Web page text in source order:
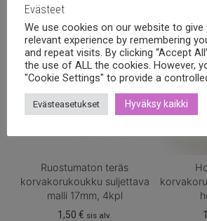
Ruostumaton teräs
korvakorukoukku suljettava
malli 17mm, 4kpl
1,50€ sis alv.
Evästeet
We use cookies on our website to
relevant experience by remembering
and repeat visits. By clicking “Accept
the use of ALL the cookies. However,
"Cookie Settings" to provide a
Evästeasetukset Hyväksy kaikki